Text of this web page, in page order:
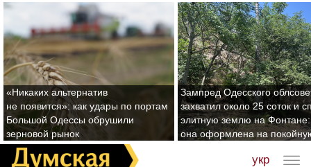
«Никаких альтернатив
не появится»: как удары по портам
Большой Одессы обрушили
зерновой рынок
Зампред Одесского
захватил около 25 соток и
элитную землю на Фонтане:
она оформлена на
укр